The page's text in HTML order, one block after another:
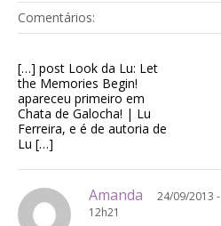
Comentários:
[…] post Look da Lu: Let
the Memories Begin!
apareceu primeiro em
Chata de Galocha! | Lu
Ferreira, e é de autoria de
Lu […]
Amanda
24/09/2013 -
12h21